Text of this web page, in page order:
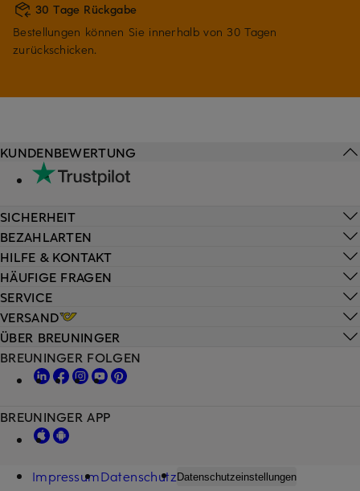
30 Tage Rückgabe
Bestellungen können Sie innerhalb von 30 Tagen
zurückschicken.
HILFE & KONTAKT
HÄUFIGE FRAGEN
SERVICE
VERSAND
KUNDENBEWERTUNG
SICHERHEIT
BEZAHLARTEN
ÜBER BREUNINGER
BREUNINGER FOLGEN
BREUNINGER APP
ImpressumDatenschutzDatenschutzeinstellungen